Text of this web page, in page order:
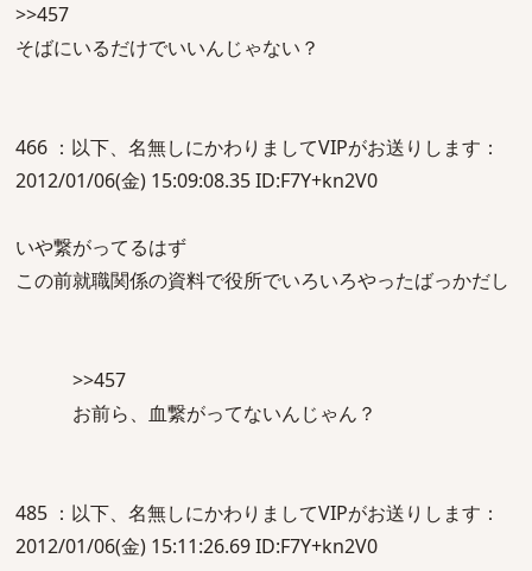
>>457
そばにいるだけでいいんじゃない？
466 ：以下、名無しにかわりましてVIPがお送りします：
2012/01/06(金) 15:09:08.35 ID:F7Y+kn2V0
いや繋がってるはず
この前就職関係の資料で役所でいろいろやったばっかだし
>>457
お前ら、血繋がってないんじゃん？
485 ：以下、名無しにかわりましてVIPがお送りします：
2012/01/06(金) 15:11:26.69 ID:F7Y+kn2V0